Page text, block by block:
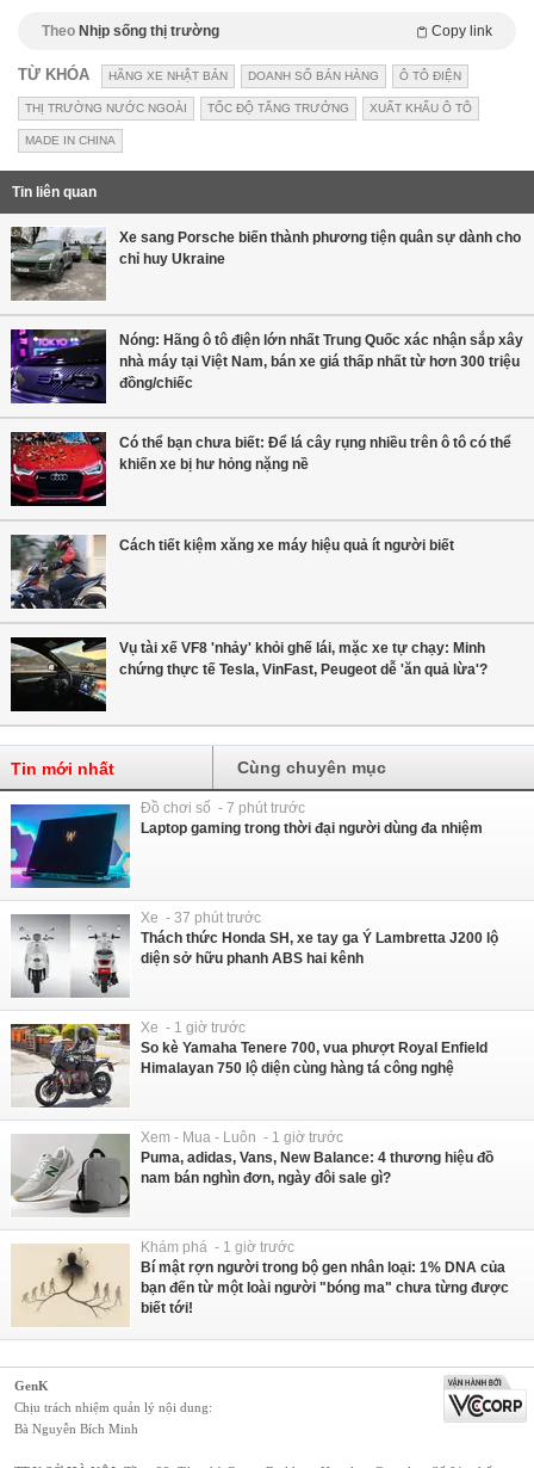
Theo Nhịp sống thị trường Copy link
TỪ KHÓA HÃNG XE NHẬT BẢN DOANH SỐ BÁN HÀNG Ô TÔ ĐIỆN
THỊ TRƯỜNG NƯỚC NGOÀI TỐC ĐỘ TĂNG TRƯỞNG XUẤT KHẨU Ô TÔ
MADE IN CHINA
Tin liên quan
Xe sang Porsche biến thành phương tiện quân sự dành cho
chỉ huy Ukraine
Nóng: Hãng ô tô điện lớn nhất Trung Quốc xác nhận sắp xây
nhà máy tại Việt Nam, bán xe giá thấp nhất từ hơn 300 triệu
đồng/chiếc
Có thể bạn chưa biết: Để lá cây rụng nhiều trên ô tô có thể
khiến xe bị hư hỏng nặng nề
Cách tiết kiệm xăng xe máy hiệu quả ít người biết
Vụ tài xế VF8 'nhảy' khỏi ghế lái, mặc xe tự chạy: Minh
chứng thực tế Tesla, VinFast, Peugeot dễ 'ăn quả lừa'?
Tin mới nhất Cùng chuyên mục
Đồ chơi số - 7 phút trước
Laptop gaming trong thời đại người dùng đa nhiệm
Xe - 37 phút trước
Thách thức Honda SH, xe tay ga Ý Lambretta J200 lộ
diện sở hữu phanh ABS hai kênh
Xe - 1 giờ trước
So kè Yamaha Tenere 700, vua phượt Royal Enfield
Himalayan 750 lộ diện cùng hàng tá công nghệ
Xem - Mua - Luôn - 1 giờ trước
Puma, adidas, Vans, New Balance: 4 thương hiệu đồ
nam bán nghìn đơn, ngày đôi sale gì?
Khám phá - 1 giờ trước
Bí mật rợn người trong bộ gen nhân loại: 1% DNA của
bạn đến từ một loài người "bóng ma" chưa từng được
biết tới!
GenK
Chịu trách nhiệm quản lý nội dung:
Bà Nguyễn Bích Minh